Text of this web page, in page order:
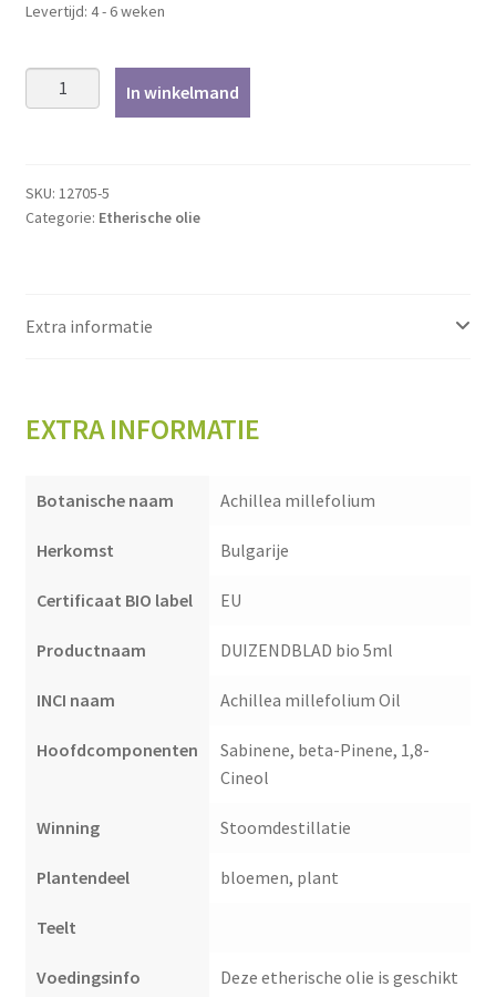
Levertijd: 4 - 6 weken
Duizendblad
-
In winkelmand
SKU: 12705-5
Categorie: Etherische olie
Extra informatie
EXTRA INFORMATIE
Botanische naam Achillea millefolium
Herkomst Bulgarije
Certificaat BIO label EU
Productnaam DUIZENDBLAD bio 5ml
INCI naam Achillea millefolium Oil
Hoofdcomponenten
Sabinene, beta-Pinene, 1,8-
Cineol
Winning Stoomdestillatie
Plantendeel bloemen, plant
Teelt
Voedingsinfo
Deze etherische olie is geschikt